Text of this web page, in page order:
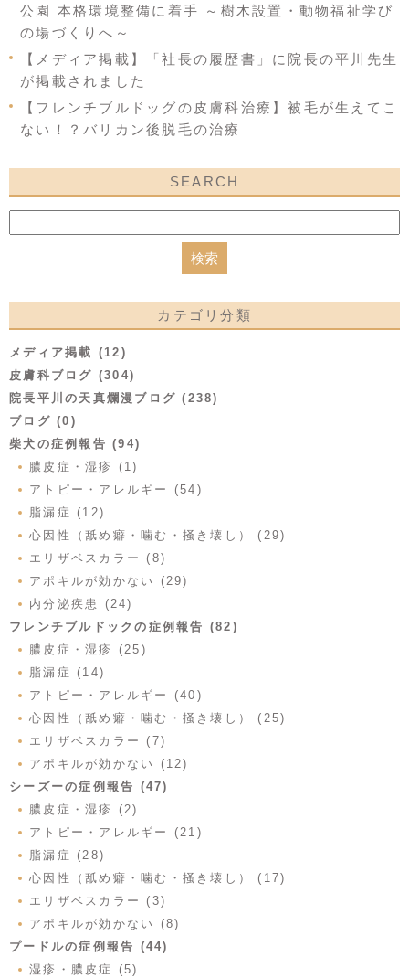
公園 本格環境整備に着手 ～樹木設置・動物福祉学び
の場づくりへ～
【メディア掲載】「社長の履歴書」に院長の平川先生
が掲載されました
【フレンチブルドッグの皮膚科治療】被毛が生えてこ
ない！？バリカン後脱毛の治療
SEARCH
カテゴリ分類
メディア掲載 (12)
皮膚科ブログ (304)
院長平川の天真爛漫ブログ (238)
ブログ (0)
柴犬の症例報告 (94)
膿皮症・湿疹 (1)
アトピー・アレルギー (54)
脂漏症 (12)
心因性（舐め癖・噛む・掻き壊し） (29)
エリザベスカラー (8)
アポキルが効かない (29)
内分泌疾患 (24)
フレンチブルドックの症例報告 (82)
膿皮症・湿疹 (25)
脂漏症 (14)
アトピー・アレルギー (40)
心因性（舐め癖・噛む・掻き壊し） (25)
エリザベスカラー (7)
アポキルが効かない (12)
シーズーの症例報告 (47)
膿皮症・湿疹 (2)
アトピー・アレルギー (21)
脂漏症 (28)
心因性（舐め癖・噛む・掻き壊し） (17)
エリザベスカラー (3)
アポキルが効かない (8)
プードルの症例報告 (44)
湿疹・膿皮症 (5)